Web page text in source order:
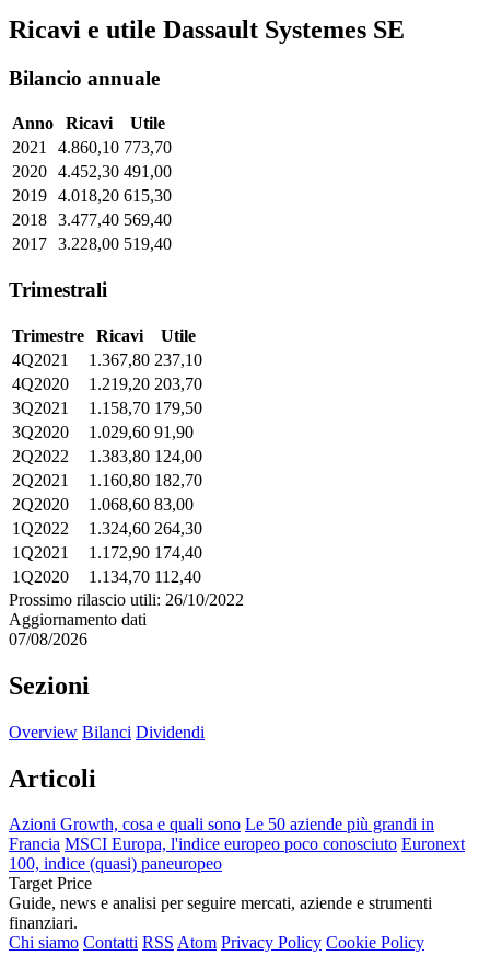
Ricavi e utile Dassault Systemes SE
Bilancio annuale
Anno Ricavi
Utile
2021
4.860,10 773,70
2020 4.452,30 491,00
2019 4.018,20 615,30
2018 3.477,40 569,40
2017 3.228,00 519,40
Trimestrali
Trimestre Ricavi
Utile
4Q2021
1.367,80 237,10
4Q2020
1.219,20 203,70
3Q2021
1.158,70 179,50
3Q2020
1.029,60 91,90
2Q2022
1.383,80 124,00
2Q2021
1.160,80 182,70
2Q2020
1.068,60 83,00
1Q2022
1.324,60 264,30
1Q2021
1.172,90 174,40
1Q2020
1.134,70 112,40
Prossimo rilascio utili: 26/10/2022
Aggiornamento dati
07/08/2026
Sezioni
Overview Bilanci Dividendi
Articoli
Azioni Growth, cosa e quali sono Le 50 aziende più grandi in
Francia MSCI Europa, l'indice europeo poco conosciuto Euronext
100, indice (quasi) paneuropeo
Target Price
Guide, news e analisi per seguire mercati, aziende e strumenti
finanziari.
Chi siamo Contatti RSS Atom Privacy Policy Cookie Policy